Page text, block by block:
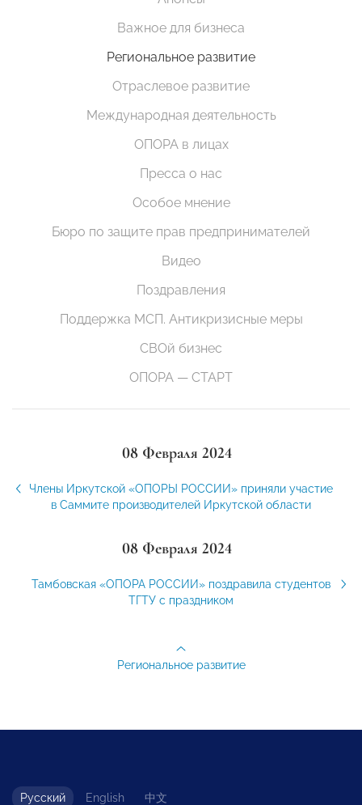
Важное для бизнеса
Региональное развитие
Отраслевое развитие
Международная деятельность
ОПОРА в лицах
Пресса о нас
Особое мнение
Бюро по защите прав предпринимателей
Видео
Поздравления
Поддержка МСП. Антикризисные меры
СВОй бизнес
ОПОРА — СТАРТ
08 Февраля 2024
Члены Иркутской «ОПОРЫ РОССИИ» приняли участие
в Саммите производителей Иркутской области
08 Февраля 2024
Тамбовская «ОПОРА РОССИИ» поздравила студентов
ТГТУ с праздником
Региональное развитие
Русский English 中文